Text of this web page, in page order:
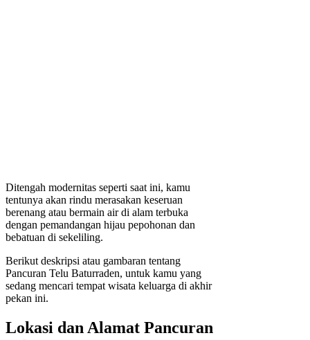
Ditengah modernitas seperti saat ini, kamu
tentunya akan rindu merasakan keseruan
berenang atau bermain air di alam terbuka
dengan pemandangan hijau pepohonan dan
bebatuan di sekeliling.
Berikut deskripsi atau gambaran tentang
Pancuran Telu Baturraden, untuk kamu yang
sedang mencari tempat wisata keluarga di akhir
pekan ini.
Lokasi dan Alamat Pancuran